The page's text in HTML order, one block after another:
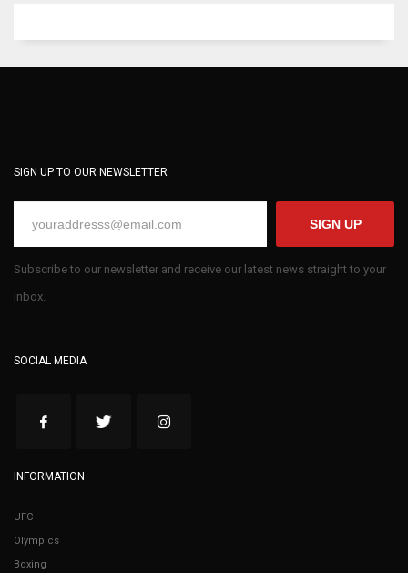
SIGN UP TO OUR NEWSLETTER
SIGN UP
Subscribe to our newsletter and receive our latest news straight to your
inbox.
SOCIAL MEDIA
INFORMATION
UFC
Olympics
Boxing